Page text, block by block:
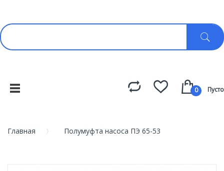
0 Пусто
Главная Полумуфта насоса ПЭ 65-53